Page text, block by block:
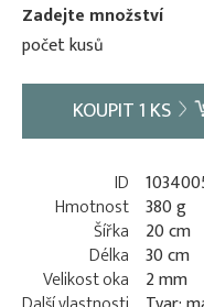
Zadejte množství
počet kusů
KOUPIT1 KS
ID
Hmotnost 380 g
Šířka
20 cm
Délka 30 cm
Velikost oka
2 mm